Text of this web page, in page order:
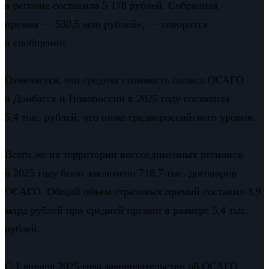
в регионе составила 5 178 рублей. Собранная
премия — 530,5 млн рублей», — говорится
в сообщении.
Отмечается, что средняя стоимость полиса ОСАГО
в Донбассе и Новороссии в 2025 году составила
5,4 тыс. рублей, что ниже среднероссийского уровня.
Всего же на территории воссоединенных регионов
в 2025 году было заключено 718,7 тыс. договоров
ОСАГО. Общий объем страховых премий составил 3,9
млрд рублей при средней премии в размере 5,4 тыс.
рублей.
С 1 января 2025 года законодательство об ОСАГО